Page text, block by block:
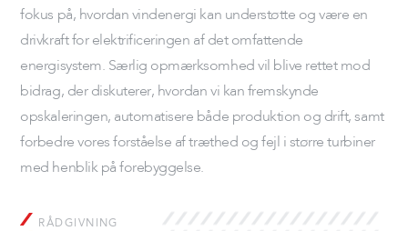
fokus på, hvordan vindenergi kan understøtte og være en
drivkraft for elektrificeringen af det omfattende
energisystem. Særlig opmærksomhed vil blive rettet mod
bidrag, der diskuterer, hvordan vi kan fremskynde
opskaleringen, automatisere både produktion og drift, samt
forbedre vores forståelse af træthed og fejl i større turbiner
med henblik på forebyggelse.
RÅDGIVNING